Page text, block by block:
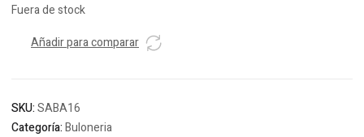
Fuera de stock
Añadir para comparar
SKU:SABA16
Categoría:Buloneria